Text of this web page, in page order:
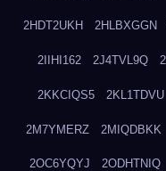
2HDT2UKH 2HLBXGGN
2IIHI162 2J4TVL9Q
2KKCIQS5 2KL1TDVU
2M7YMERZ 2MIQDBKK
2OC6YQYJ 2ODHTNIQ